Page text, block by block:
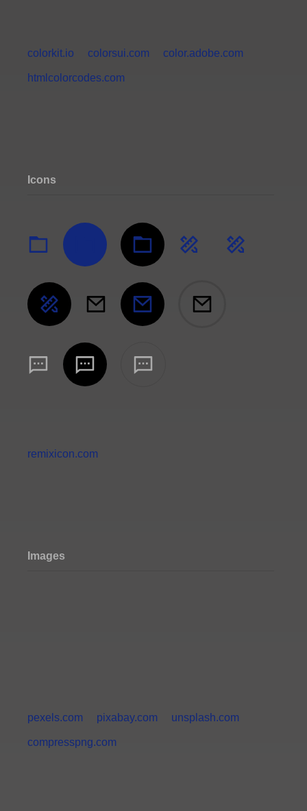
colorkit.io colorsui.com color.adobe.com
htmlcolorcodes.com
Icons
remixicon.com
Images
pexels.com pixabay.com unsplash.com
compresspng.com